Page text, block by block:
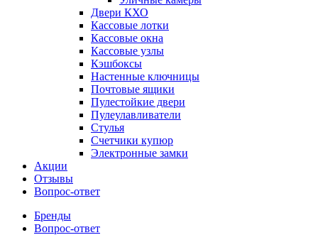
Двери КХО
Кассовые лотки
Кассовые окна
Кассовые узлы
Кэшбоксы
Настенные ключницы
Почтовые ящики
Пулестойкие двери
Пулеулавливатели
Стулья
Счетчики купюр
Электронные замки
Акции
Отзывы
Вопрос-ответ
Бренды
Вопрос-ответ